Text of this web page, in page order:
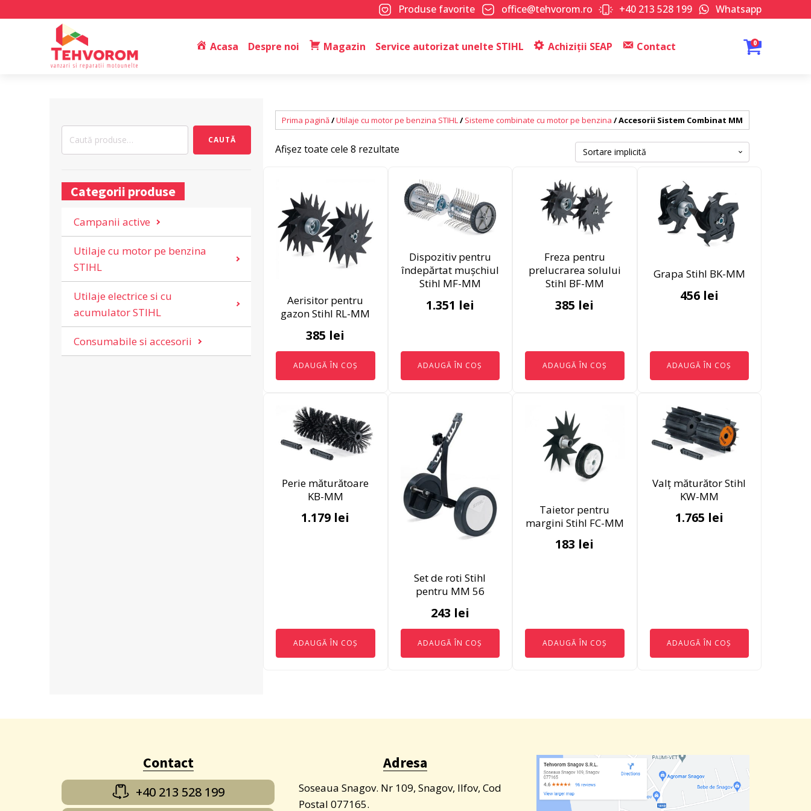
Produse favorite office@tehvorom.ro +40 213 528 199 Whatsapp
Acasa Despre noi Magazin Service autorizat unelte STIHL Achiziții SEAP Contact 0
Caută
CAUTĂ
Categorii produse
Campanii active
Utilaje cu motor pe benzina
STIHL
Utilaje electrice si cu
acumulator STIHL
Consumabile si accesorii
Prima pagină/Utilaje cu motor pe benzina STIHL/Sisteme combinate cu motor pe benzina / Accesorii Sistem Combinat MM
Afișez toate cele 8 rezultate
Aerisitor pentru
gazon Stihl RL-MM
385 lei
ADAUGĂ ÎN COȘ
Dispozitiv pentru
îndepărtat mușchiul
Stihl MF-MM
1.351 lei
ADAUGĂ ÎN COȘ
Freza pentru
prelucrarea solului
Stihl BF-MM
385 lei
ADAUGĂ ÎN COȘ
Grapa Stihl BK-MM
456 lei
ADAUGĂ ÎN COȘ
Perie măturătoare
KB-MM
1.179 lei
ADAUGĂ ÎN COȘ
Set de roti Stihl
pentru MM 56
243 lei
ADAUGĂ ÎN COȘ
Taietor pentru
margini Stihl FC-MM
183 lei
ADAUGĂ ÎN COȘ
Valț măturător Stihl
KW-MM
1.765 lei
ADAUGĂ ÎN COȘ
Contact
+40 213 528 199
Adresa
Soseaua Snagov. Nr 109, Snagov, Ilfov, Cod
Postal 077165.